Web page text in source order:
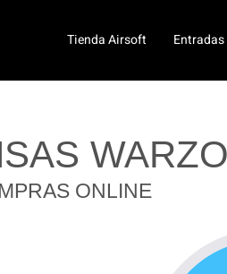
Tienda Airsoft Entradas
ONLINE